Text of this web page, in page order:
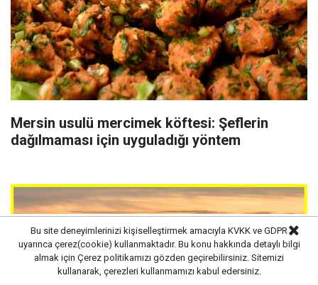
Mersin usulü mercimek köftesi: Şeflerin
dağılmaması için uyguladığı yöntem
Bu site deneyimlerinizi kişiselleştirmek amacıyla KVKK ve GDPR
uyarınca çerez(cookie) kullanmaktadır. Bu konu hakkında detaylı bilgi
almak için Çerez politikamızı gözden geçirebilirsiniz. Sitemizi
kullanarak, çerezleri kullanmamızı kabul edersiniz.